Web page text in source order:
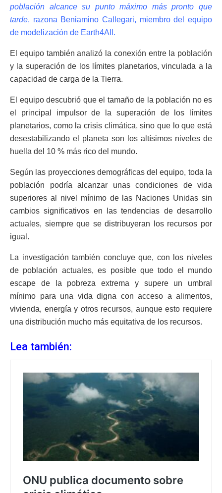
población alcance su punto máximo más pronto que
tarde, razona Beniamino Callegari, miembro del equipo
de modelización de Earth4All.
El equipo también analizó la conexión entre la población
y la superación de los límites planetarios, vinculada a la
capacidad de carga de la Tierra.
El equipo descubrió que el tamaño de la población no es
el principal impulsor de la superación de los límites
planetarios, como la crisis climática, sino que lo que está
desestabilizando el planeta son los altísimos niveles de
huella del 10 % más rico del mundo.
Según las proyecciones demográficas del equipo, toda la
población podría alcanzar unas condiciones de vida
superiores al nivel mínimo de las Naciones Unidas sin
cambios significativos en las tendencias de desarrollo
actuales, siempre que se distribuyeran los recursos por
igual.
La investigación también concluye que, con los niveles
de población actuales, es posible que todo el mundo
escape de la pobreza extrema y supere un umbral
mínimo para una vida digna con acceso a alimentos,
vivienda, energía y otros recursos, aunque esto requiere
una distribución mucho más equitativa de los recursos.
Lea también: